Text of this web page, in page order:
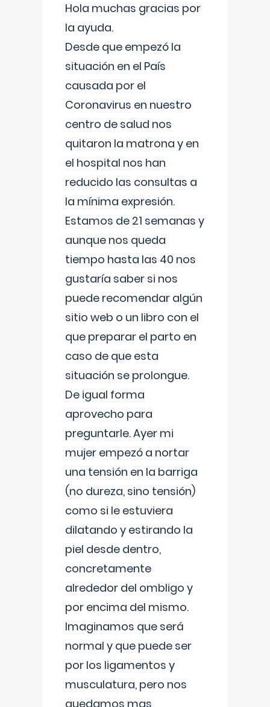
Hola muchas gracias por
la ayuda.
Desde que empezó la
situación en el País
causada por el
Coronavirus en nuestro
centro de salud nos
quitaron la matrona y en
el hospital nos han
reducido las consultas a
la mínima expresión.
Estamos de 21 semanas y
aunque nos queda
tiempo hasta las 40 nos
gustaría saber si nos
puede recomendar algún
sitio web o un libro con el
que preparar el parto en
caso de que esta
situación se prolongue.
De igual forma
aprovecho para
preguntarle. Ayer mi
mujer empezó a nortar
una tensión en la barriga
(no dureza, sino tensión)
como si le estuviera
dilatando y estirando la
piel desde dentro,
concretamente
alrededor del ombligo y
por encima del mismo.
Imaginamos que será
normal y que puede ser
por los ligamentos y
musculatura, pero nos
quedamos mas